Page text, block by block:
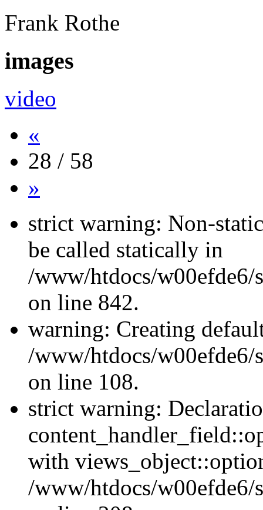
Frank Rothe
images
video
«
28 / 58
»
strict warning: Non-
be called statically in
/www/htdocs/w00efde6/
on line 842.
warning: Creating
/www/htdocs/w00efde6/
on line 108.
strict warning:
with
/www/htdocs/w00efde6/